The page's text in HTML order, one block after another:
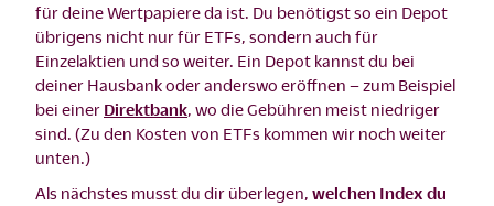
für deine Wertpapiere da ist. Du benötigst so ein Depot
übrigens nicht nur für ETFs, sondern auch für
Einzelaktien und so weiter. Ein Depot kannst du bei
deiner Hausbank oder anderswo eröffnen – zum Beispiel
bei einer Direktbank , wo die Gebühren meist niedriger
sind. (Zu den Kosten von ETFs kommen wir noch weiter
unten.)
Als nächstes musst du dir überlegen, welchen Index du